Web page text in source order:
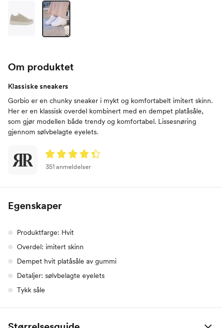
Om produktet
Klassiske sneakers
Gorbio er en chunky sneaker i mykt og komfortabelt imitert skinn.
Her er en klassisk overdel kombinert med en dempet platåsåle,
som gjør modellen både trendy og komfortabel. Lissesnøring
gjennom sølvbelagte eyelets.
351 anmeldelser
Egenskaper
Produktfarge: Hvit
Overdel: imitert skinn
Dempet hvit platåsåle av gummi
Detaljer: sølvbelagte eyelets
Tykk såle